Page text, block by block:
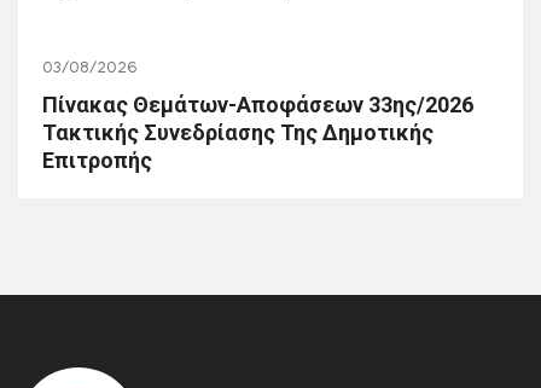
03/08/2026
Πίνακας Θεμάτων-Αποφάσεων 33ης/2026
Τακτικής Συνεδρίασης Της Δημοτικής
Επιτροπής